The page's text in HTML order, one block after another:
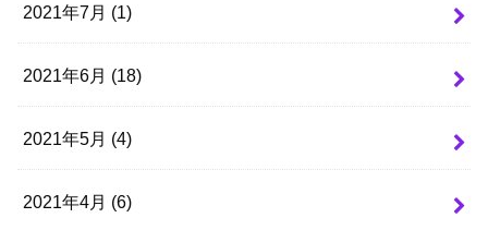
2021年7月 (1)
2021年6月 (18)
2021年5月 (4)
2021年4月 (6)